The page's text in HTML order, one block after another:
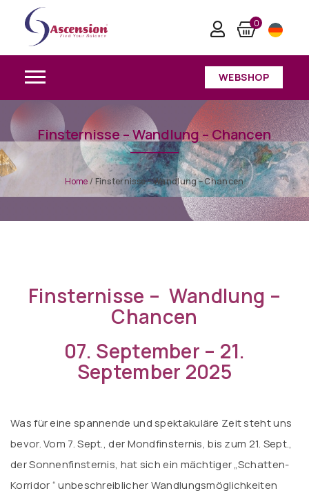
0
WEBSHOP
Finsternisse – Wandlung – Chancen
Home / Finsternisse – Wandlung – Chancen
Finsternisse – Wandlung –
Chancen
07. September – 21.
September 2025
Was für eine spannende und spektakuläre Zeit steht uns
bevor. Vom 7. Sept., der Mondfinsternis, bis zum 21. Sept.,
der Sonnenfinsternis, hat sich ein mächtiger „Schatten-
Korridor “ unbeschreiblicher Wandlungsmöglichkeiten